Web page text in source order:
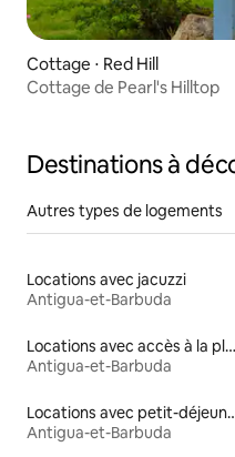
Cottage ⋅ Red Hill
Cottage de Pearl's Hilltop
Destinations à
Autres types de logements
Locations avec jacuzzi
Antigua-et-Barbuda
Locations avec accès à la plage
Antigua-et-Barbuda
Locations
Antigua-et-Barbuda